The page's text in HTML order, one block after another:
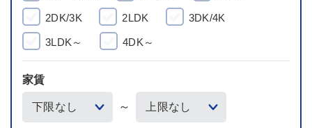
2DK/3K 2LDK 3DK/4K
3LDK～ 4DK～
家賃
～